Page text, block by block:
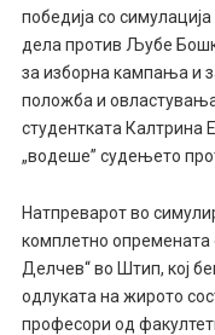
победија со
дела против Љубе
за изборна кампања и
положба и
студентката Калтрина
„водеше” судењето
Натпреварот во
комплетно опремената
Делчев“ во Штип, кој
одлуката на жирото
професори од